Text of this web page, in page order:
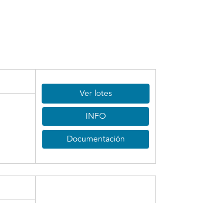
Ver lotes
INFO
Documentación